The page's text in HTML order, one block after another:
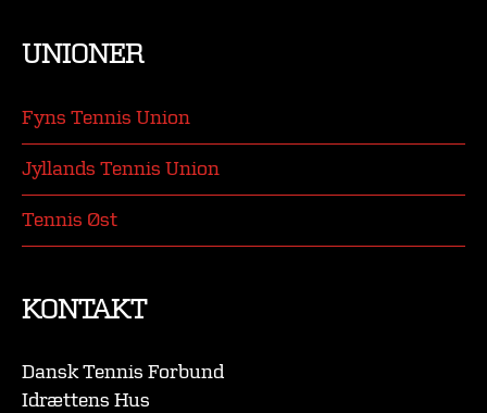
UNIONER
Fyns Tennis Union
Jyllands Tennis Union
Tennis Øst
KONTAKT
Dansk Tennis Forbund
Idrættens Hus